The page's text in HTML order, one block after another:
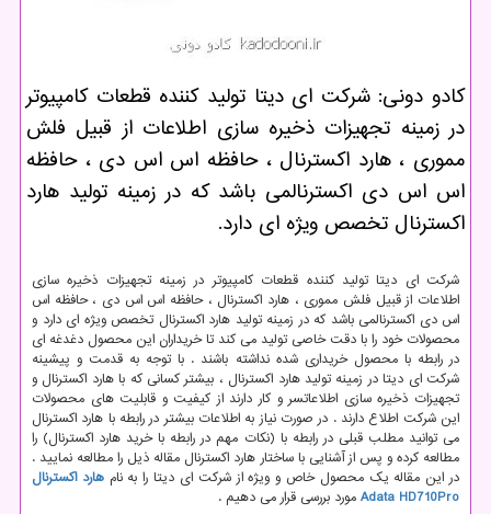
كادو دونی: شركت ای دیتا تولید كننده قطعات كامپیوتر
در زمینه تجهیزات ذخیره سازی اطلاعات از قبیل فلش
مموری ، هارد اكسترنال ، حافظه اس اس دی ، حافظه
اس اس دی اكسترنالمی باشد كه در زمینه تولید هارد
اكسترنال تخصص ویژه ای دارد.
شرکت ای دیتا تولید کننده قطعات کامپیوتر در زمینه تجهیزات ذخیره سازی
اطلاعات از قبیل فلش مموری ، هارد اکسترنال ، حافظه اس اس دی ، حافظه اس
اس دی اکسترنالمی باشد که در زمینه تولید هارد اکسترنال تخصص ویژه ای دارد و
محصولات خود را با دقت خاصی تولید می کند تا خریداران این محصول دغدغه ای
در رابطه با محصول خریداری شده نداشته باشند . با توجه به قدمت و پیشینه
شرکت ای دیتا در زمینه تولید هارد اکسترنال ، بیشتر کسانی که با هارد اکسترنال و
تجهیزات ذخیره سازی اطلاعاتسر و کار دارند از کیفیت و قابلیت های محصولات
این شرکت اطلاع دارند . در صورت نیاز به اطلاعات بیشتر در رابطه با هارد اکسترنال
می توانید مطلب قبلی در رابطه با (نکات مهم در رابطه با خرید هارد اکسترنال) را
مطالعه کرده و پس از آشنایی با ساختار هارد اکسترنال مقاله ذیل را مطالعه نمایید .
در این مقاله یک محصول خاص و ویژه از شرکت ای دیتا را به نامهارد اکسترنال
Adata HD710Proمورد بررسی قرار می دهیم .